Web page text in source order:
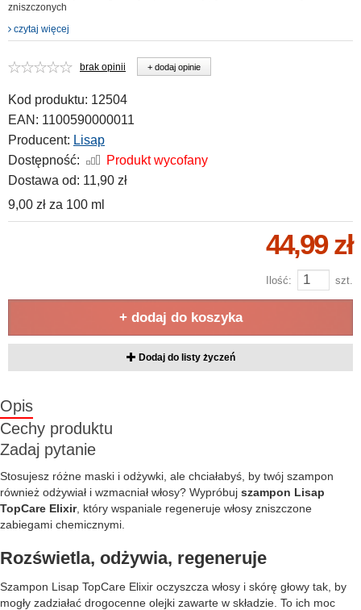
zniszczonych
czytaj więcej
brak opinii + dodaj opinie
Kod produktu: 12504
EAN: 1100590000011
Producent: Lisap
Dostępność:
Produkt wycofany
Dostawa od: 11,90 zł
9,00 zł za 100 ml
44,99 zł
Ilość: szt.
+ dodaj do koszyka
Dodaj do listy życzeń
Opis
Cechy produktu
Zadaj pytanie
Stosujesz różne maski i odżywki, ale chciałabyś, by twój szampon
również odżywiał i wzmacniał włosy? Wypróbuj szampon Lisap
TopCare Elixir, który wspaniale regeneruje włosy zniszczone
zabiegami chemicznymi.
Rozświetla, odżywia, regeneruje
Szampon Lisap TopCare Elixir oczyszcza włosy i skórę głowy tak, by
mogły zadziałać drogocenne olejki zawarte w składzie. To ich moc